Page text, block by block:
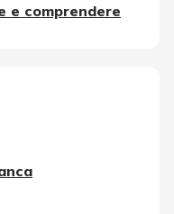
e comprendere